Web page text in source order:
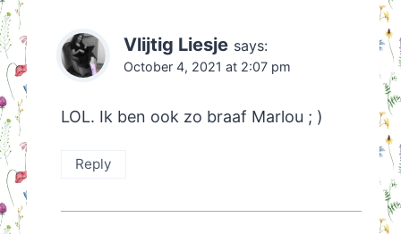
Vlijtig Liesje says:
October 4, 2021 at 2:07 pm
LOL. Ik ben ook zo braaf Marlou ; )
Reply